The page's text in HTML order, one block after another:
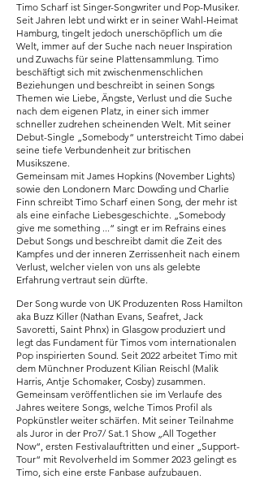
Timo Scharf ist Singer-Songwriter und Pop-Musiker.
Seit Jahren lebt und wirkt er in seiner Wahl-Heimat
Hamburg, tingelt jedoch unerschöpflich um die
Welt, immer auf der Suche nach neuer Inspiration
und Zuwachs für seine Plattensammlung. Timo
beschäftigt sich mit zwischenmenschlichen
Beziehungen und beschreibt in seinen Songs
Themen wie Liebe, Ängste, Verlust und die Suche
nach dem eigenen Platz, in einer sich immer
schneller zudrehen scheinenden Welt. Mit seiner
Debut-Single „Somebody“ unterstreicht Timo dabei
seine tiefe Verbundenheit zur britischen
Musikszene.
Gemeinsam mit James Hopkins (November Lights)
sowie den Londonern Marc Dowding und Charlie
Finn schreibt Timo Scharf einen Song, der mehr ist
als eine einfache Liebesgeschichte. „Somebody
give me something ...“ singt er im Refrains eines
Debut Songs und beschreibt damit die Zeit des
Kampfes und der inneren Zerrissenheit nach einem
Verlust, welcher vielen von uns als gelebte
Erfahrung vertraut sein dürfte.
Der Song wurde von UK Produzenten Ross Hamilton
aka Buzz Killer (Nathan Evans, Seafret, Jack
Savoretti, Saint Phnx) in Glasgow produziert und
legt das Fundament für Timos vom internationalen
Pop inspirierten Sound. Seit 2022 arbeitet Timo mit
dem Münchner Produzent Kilian Reischl (Malik
Harris, Antje Schomaker, Cosby) zusammen.
Gemeinsam veröffentlichen sie im Verlaufe des
Jahres weitere Songs, welche Timos Profil als
Popkünstler weiter schärfen. Mit seiner Teilnahme
als Juror in der Pro7/ Sat.1 Show „All Together
Now“, ersten Festivalauftritten und einer „Support-
Tour“ mit Revolverheld im Sommer 2023 gelingt es
Timo, sich eine erste Fanbase aufzubauen.